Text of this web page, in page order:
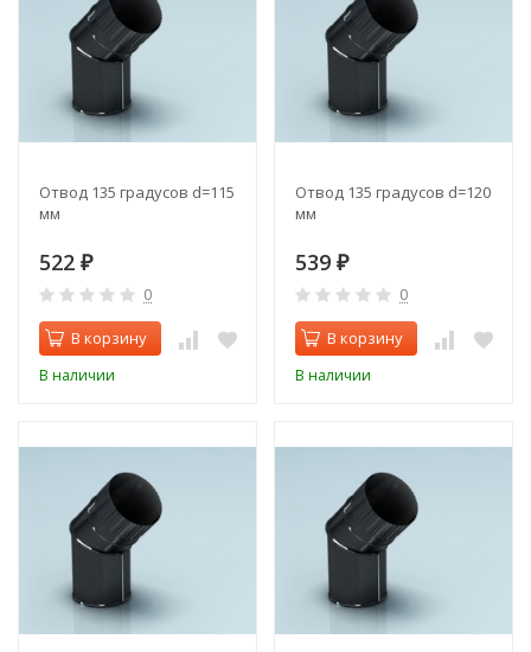
Отвод 135 градусов d=115
мм
522 ₽
0
В корзину
В наличии
Отвод 135 градусов d=120
мм
539 ₽
0
В корзину
В наличии